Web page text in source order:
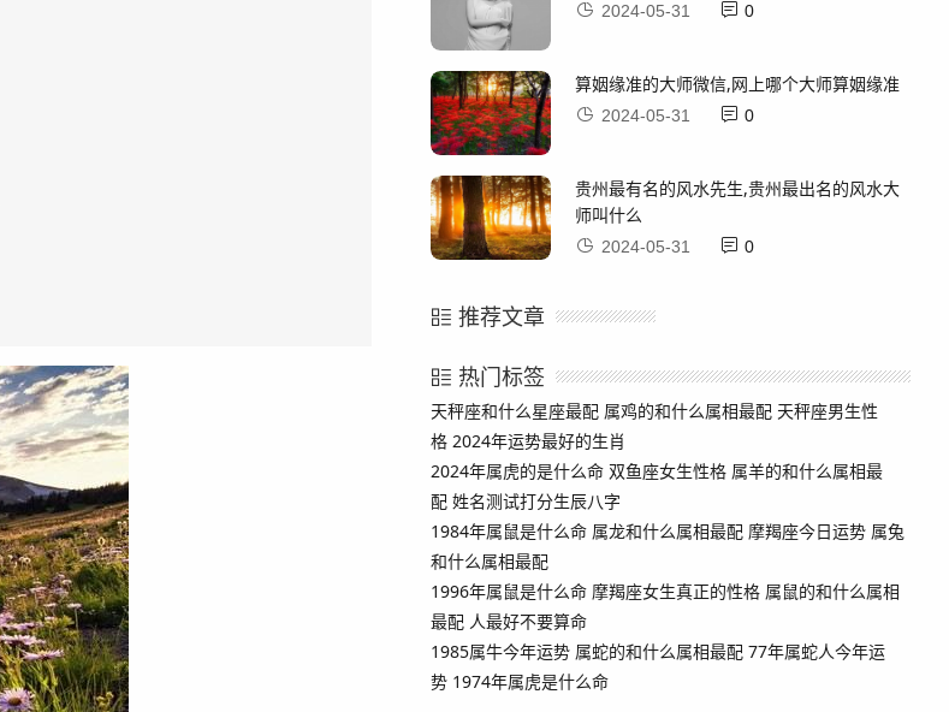
2024-05-31 0
算姻缘准的大师微信,网上哪个大师算姻缘准
2024-05-31 0
贵州最有名的风水先生,贵州最出名的风水大
师叫什么
2024-05-31 0
推荐文章
热门标签
天秤座和什么星座最配 属鸡的和什么属相最配 天秤座男生性
格 2024年运势最好的生肖
2024年属虎的是什么命 双鱼座女生性格 属羊的和什么属相最
配 姓名测试打分生辰八字
1984年属鼠是什么命 属龙和什么属相最配 摩羯座今日运势 属兔
和什么属相最配
1996年属鼠是什么命 摩羯座女生真正的性格 属鼠的和什么属相
最配 人最好不要算命
1985属牛今年运势 属蛇的和什么属相最配 77年属蛇人今年运
势 1974年属虎是什么命